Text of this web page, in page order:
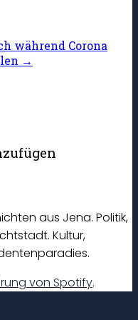
während Corona
→
aus Jena. Politik,
Kultur,
von Spotify.